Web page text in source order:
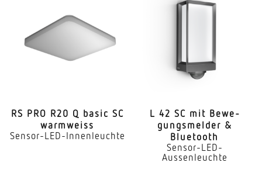
RS PRO R20 Q basic SC
warmweiss
Sensor-LED-Innenleuchte
L 42 SC mit Bewe­
gungs­melder &
Bluetooth
Sensor-LED-
Aussenleuchte